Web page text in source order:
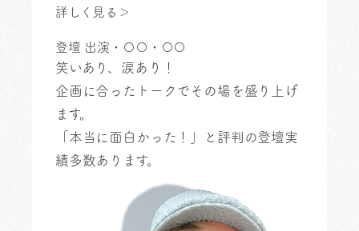
詳しく見る＞
登壇 出演・〇〇・〇〇
笑いあり、涙あり！
企画に合ったトークでその場を盛り上げ
ます。
「本当に面白かった！」と評判の登壇実
績多数あります。